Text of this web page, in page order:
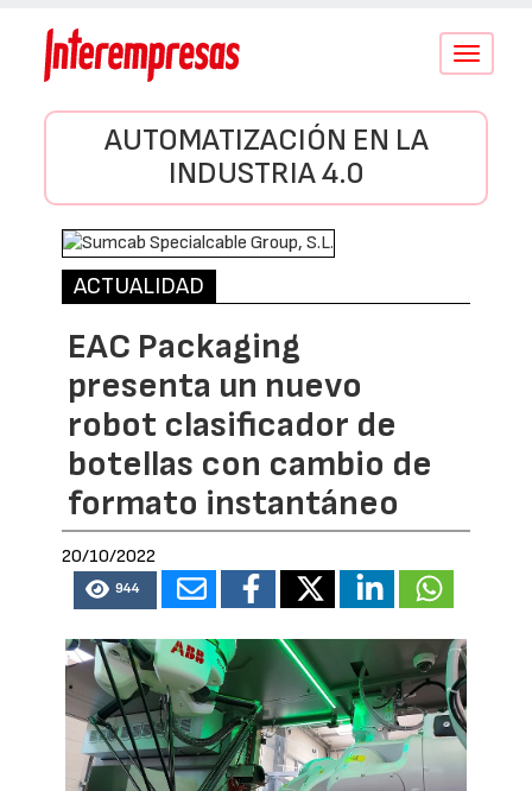
Conmutar
AUTOMATIZACIÓN EN LA
INDUSTRIA 4.0
ACTUALIDAD
EAC Packaging
presenta un nuevo
robot clasificador de
botellas con cambio de
formato instantáneo
20/10/2022
944